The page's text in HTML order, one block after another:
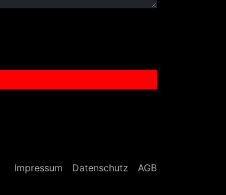
Navigation überspringen
Impressum Datenschutz AGB